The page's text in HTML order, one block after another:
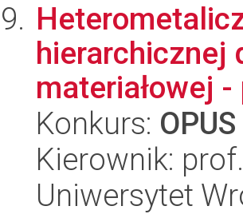
hierarchicznej
materiałowej
Konkurs:
Kierownik:
Uniwersytet